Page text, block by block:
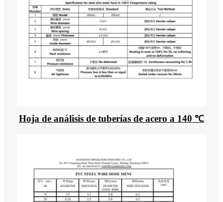
Hoja de análisis de tuberías de acero a 140 ℃